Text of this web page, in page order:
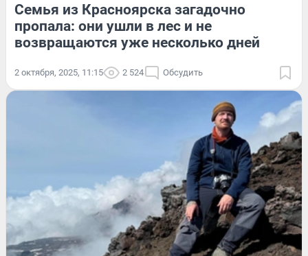
Семья из Красноярска загадочно
пропала: они ушли в лес и не
возвращаются уже несколько дней
2 октября, 2025, 11:15 2 524 Обсудить